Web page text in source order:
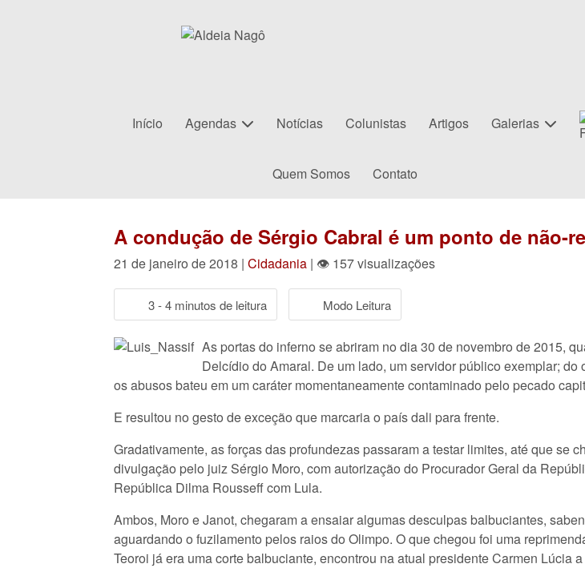
Início Agendas Notícias Colunistas Artigos Galerias
Quem Somos Contato
A condução de Sérgio Cabral é um ponto de não-
21 de janeiro de 2018 | Cidadania | 👁 157 visualizações
3 - 4 minutos de leitura Modo Leitura
As portas do inferno se abriram no dia 30 de novembro de 2015,
Delcídio do Amaral. De um lado, um servidor público exemplar;
os abusos bateu em um caráter momentaneamente contaminado pelo pecado
E resultou no gesto de exceção que marcaria o país dali para frente.
Gradativamente, as forças das profundezas passaram a testar limites, até que se
divulgação pelo juiz Sérgio Moro, com autorização do Procurador Geral da
República Dilma Rousseff com Lula.
Ambos, Moro e Janot, chegaram a ensaiar algumas desculpas balbuciantes,
aguardando o fuzilamento pelos raios do Olimpo. O que chegou foi uma
Teoroi já era uma corte balbuciante, encontrou na atual presidente Carmen Lúcia